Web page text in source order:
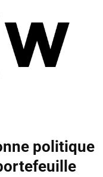
politique